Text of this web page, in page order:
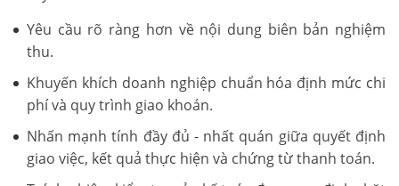
Yêu cầu rõ ràng hơn về nội dung biên bản nghiệm
thu.
Khuyến khích doanh nghiệp chuẩn hóa định mức chi
phí và quy trình giao khoán.
Nhấn mạnh tính đầy đủ - nhất quán giữa quyết định
giao việc, kết quả thực hiện và chứng từ thanh toán.